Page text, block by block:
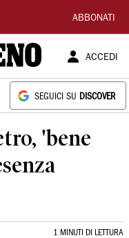
ABBONATI
ACCEDI
SEGUICI SU DISCOVER
'bene
1 MINUTI DI LETTURA